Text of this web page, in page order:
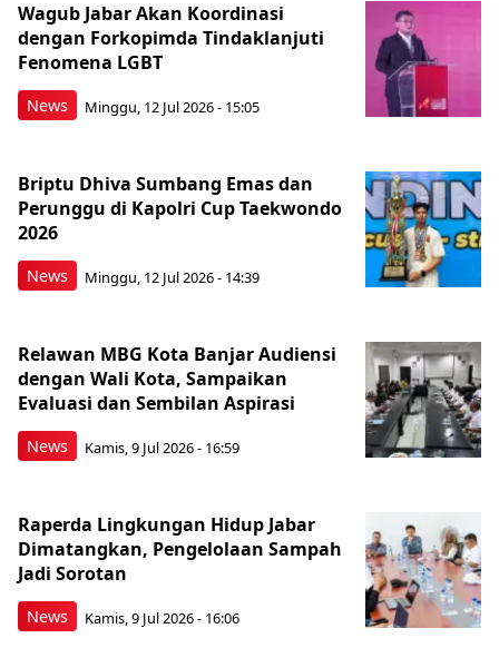
News
Wagub Jabar Akan Koordinasi
dengan Forkopimda Tindaklanjuti
Fenomena LGBT
Minggu, 12 Jul 2026 - 15:05
News
Briptu Dhiva Sumbang Emas dan
Perunggu di Kapolri Cup Taekwondo
2026
Minggu, 12 Jul 2026 - 14:39
News
Relawan MBG Kota Banjar Audiensi
dengan Wali Kota, Sampaikan
Evaluasi dan Sembilan Aspirasi
Kamis, 9 Jul 2026 - 16:59
News
Raperda Lingkungan Hidup Jabar
Dimatangkan, Pengelolaan Sampah
Jadi Sorotan
Kamis, 9 Jul 2026 - 16:06